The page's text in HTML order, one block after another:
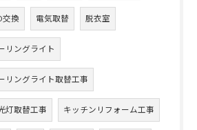
交換 電気取替 脱衣室
リングライト
リングライト取替工事
灯取替工事 キッチンリフォーム工事